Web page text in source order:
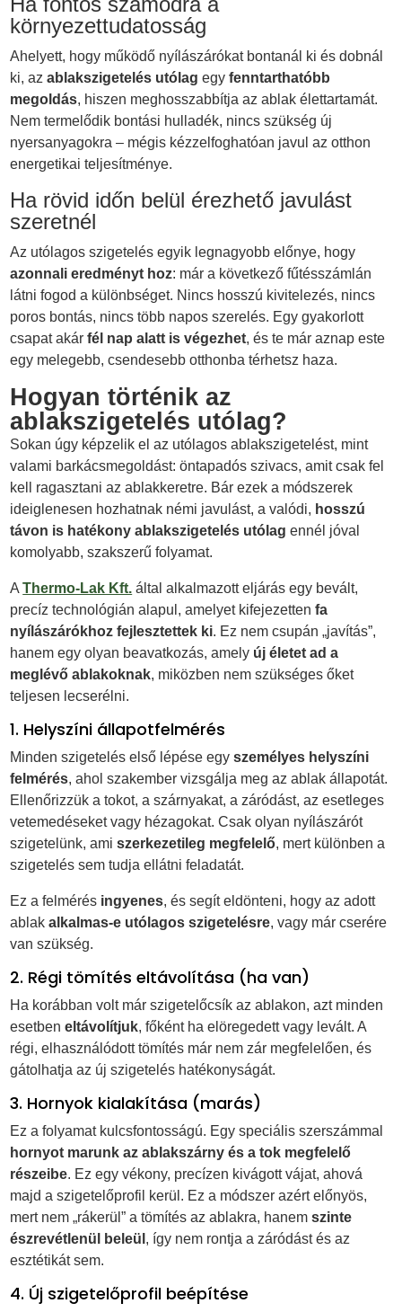
környezettudatosság
Ahelyett, hogy működő nyílászárókat bontanál ki és dobnál
ki, azablakszigetelés utólag egyfenntarthatóbb
megoldás, hiszen meghosszabbítja az ablak élettartamát.
Nem termelődik bontási hulladék, nincs szükség új
nyersanyagokra – mégis kézzelfoghatóan javul az otthon
energetikai teljesítménye.
Ha rövid időn belül érezhető javulást
szeretnél
Az utólagos szigetelés egyik legnagyobb előnye, hogy
azonnali eredményt hoz: már a következő fűtésszámlán
látni fogod a különbséget. Nincs hosszú kivitelezés, nincs
poros bontás, nincs több napos szerelés. Egy gyakorlott
csapat akárfél nap alatt is végezhet, és te már aznap este
egy melegebb, csendesebb otthonba térhetsz haza.
Hogyan történik az
ablakszigetelés utólag?
Sokan úgy képzelik el az utólagos ablakszigetelést, mint
valami barkácsmegoldást: öntapadós szivacs, amit csak fel
kell ragasztani az ablakkeretre. Bár ezek a módszerek
ideiglenesen hozhatnak némi javulást, a valódi, hosszú
távon is hatékony ablakszigetelés utólag ennél jóval
komolyabb, szakszerű folyamat.
AThermo-Lak Kft. által alkalmazott eljárás egy bevált,
precíz technológián alapul, amelyet kifejezettenfa
nyílászárókhoz fejlesztettek ki. Ez nem csupán „javítás”,
hanem egy olyan beavatkozás, amely új életet ad a
meglévő ablakoknak, miközben nem szükséges őket
teljesen lecserélni.
1. Helyszíni állapotfelmérés
Minden szigetelés első lépése egyszemélyes helyszíni
felmérés, ahol szakember vizsgálja meg az ablak állapotát.
Ellenőrizzük a tokot, a szárnyakat, a záródást, az esetleges
vetemedéseket vagy hézagokat. Csak olyan nyílászárót
szigetelünk, amiszerkezetileg megfelelő, mert különben a
szigetelés sem tudja ellátni feladatát.
Ez a felmérés ingyenes, és segít eldönteni, hogy az adott
ablakalkalmas-e utólagos szigetelésre, vagy már cserére
van szükség.
2. Régi tömítés eltávolítása (ha van)
Ha korábban volt már szigetelőcsík az ablakon, azt minden
esetbeneltávolítjuk, főként ha elöregedett vagy levált. A
régi, elhasználódott tömítés már nem zár megfelelően, és
gátolhatja az új szigetelés hatékonyságát.
3. Hornyok kialakítása (marás)
Ez a folyamat kulcsfontosságú. Egy speciális szerszámmal
hornyot marunk az ablakszárny és a tok megfelelő
részeibe. Ez egy vékony, precízen kivágott vájat, ahová
majd a szigetelőprofil kerül. Ez a módszer azért előnyös,
mert nem „rákerül” a tömítés az ablakra, hanemszinte
észrevétlenül beleül , így nem rontja a záródást és az
esztétikát sem.
4. Új szigetelőprofil beépítése